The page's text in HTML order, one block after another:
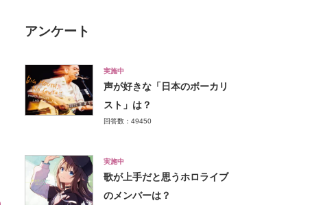
アンケート
実施中
声が好きな「日本のボーカリ
スト」は？
回答数：49450
実施中
歌が上手だと思うホロライブ
のメンバーは？